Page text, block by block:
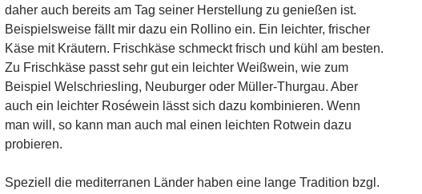
daher auch bereits am Tag seiner Herstellung zu genießen ist.
Beispielsweise fällt mir dazu ein Rollino ein. Ein leichter, frischer
Käse mit Kräutern. Frischkäse schmeckt frisch und kühl am besten.
Zu Frischkäse passt sehr gut ein leichter Weißwein, wie zum
Beispiel Welschriesling, Neuburger oder Müller-Thurgau. Aber
auch ein leichter Roséwein lässt sich dazu kombinieren. Wenn
man will, so kann man auch mal einen leichten Rotwein dazu
probieren.
Speziell die mediterranen Länder haben eine lange Tradition bzgl.